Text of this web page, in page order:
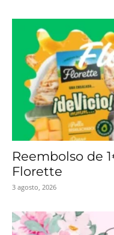
Reembolso de
Florette
3 agosto, 2026